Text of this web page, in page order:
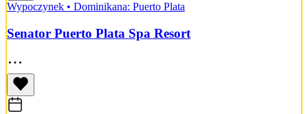
Wypoczynek • Dominikana: Puerto Plata
Senator Puerto Plata Spa Resort